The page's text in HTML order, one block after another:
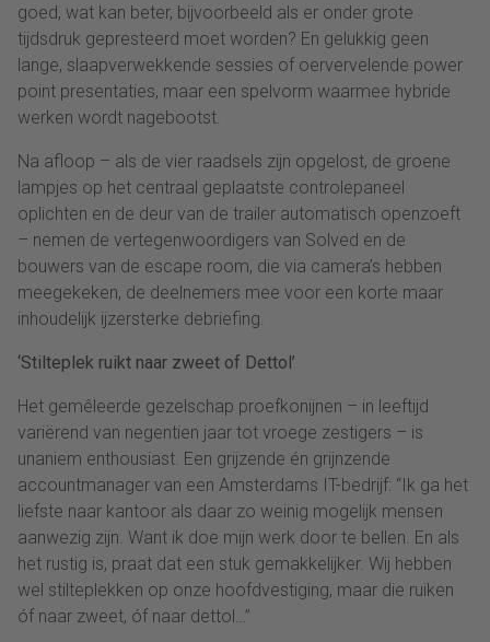
goed, wat kan beter, bijvoorbeeld als er onder grote
tijdsdruk gepresteerd moet worden? En gelukkig geen
lange, slaapverwekkende sessies of oervervelende power
point presentaties, maar een spelvorm waarmee hybride
werken wordt nagebootst.
Na afloop – als de vier raadsels zijn opgelost, de groene
lampjes op het centraal geplaatste controlepaneel
oplichten en de deur van de trailer automatisch openzoeft
– nemen de vertegenwoordigers van Solved en de
bouwers van de escape room, die via camera’s hebben
meegekeken, de deelnemers mee voor een korte maar
inhoudelijk ijzersterke debriefing.
‘Stilteplek ruikt naar zweet of Dettol’
Het gemêleerde gezelschap proefkonijnen – in leeftijd
variërend van negentien jaar tot vroege zestigers – is
unaniem enthousiast. Een grijzende én grijnzende
accountmanager van een Amsterdams IT-bedrijf: “Ik ga het
liefste naar kantoor als daar zo weinig mogelijk mensen
aanwezig zijn. Want ik doe mijn werk door te bellen. En als
het rustig is, praat dat een stuk gemakkelijker. Wij hebben
wel stilteplekken op onze hoofdvestiging, maar die ruiken
óf naar zweet, óf naar dettol…”